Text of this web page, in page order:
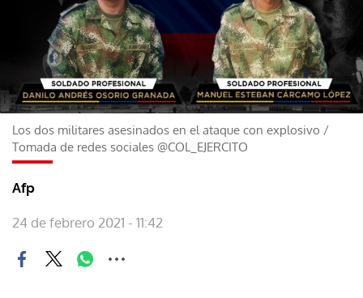
Los dos militares asesinados en el ataque con explosivo /
Tomada de redes sociales @COL_EJERCITO
Afp
24 de febrero 2021 - 11:42